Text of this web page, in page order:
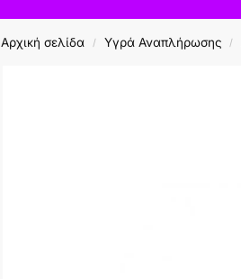
Αρχική σελίδα / Υγρά Αναπλήρωσης /